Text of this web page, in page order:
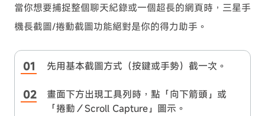
當你想要捕捉整個聊天紀錄或一個超長的網頁時，三星手
機長截圖/捲動截圖功能絕對是你的得力助手。
先用基本截圖方式（按鍵或手勢）截一次。
畫面下方出現工具列時，點「向下箭頭」或
「捲動／Scroll Capture」圖示。